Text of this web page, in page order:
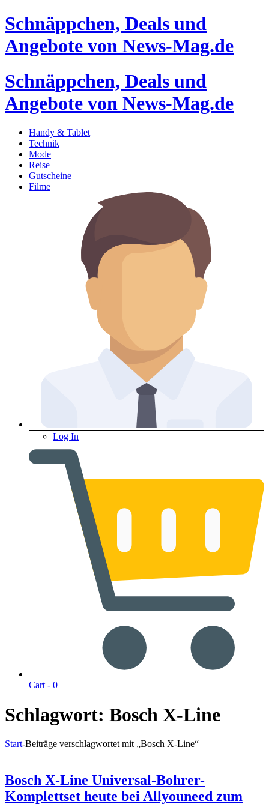
Schnäppchen, Deals und
Angebote von News-Mag.de
Schnäppchen, Deals und
Angebote von News-Mag.de
Handy & Tablet
Technik
Mode
Reise
Gutscheine
Filme
Log In
Cart - 0
Schlagwort: Bosch X-Line
Start-Beiträge verschlagwortet mit „Bosch X-Line“
Bosch X-Line Universal-Bohrer-
Komplettset heute bei Allyouneed zum